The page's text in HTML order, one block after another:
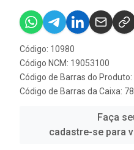
Código: 10980
Código NCM: 19053100
Código de Barras do
Código de Barras da Caixa:
Faça
cadastre-se para